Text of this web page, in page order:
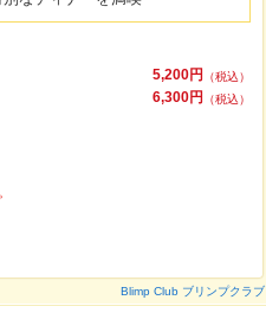
5,200円
（税込）
6,300円
（税込）
Blimp Club ブリンプクラブ